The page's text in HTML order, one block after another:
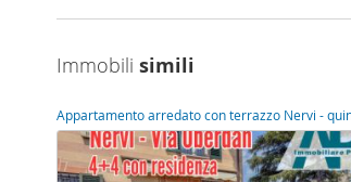
Immobili simili